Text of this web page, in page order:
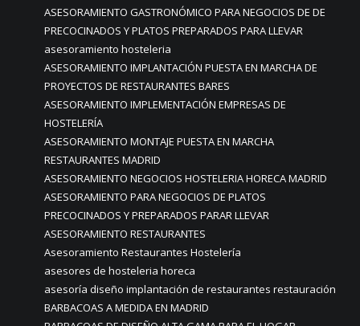
ASESORAMIENTO GASTRONÓMICO PARA NEGOCIOS DE DE
PRECOCINADOS Y PLATOS PREPARADOS PARA LLEVAR
asesoramiento hosteleria
ASESORAMIENTO IMPLANTACIÓN PUESTA EN MARCHA DE
PROYECTOS DE RESTAURANTES BARES
ASESORAMIENTO IMPLEMENTACIÓN EMPRESAS DE
HOSTELERÍA
ASESORAMIENTO MONTAJE PUESTA EN MARCHA
RESTAURANTES MADRID
ASESORAMIENTO NEGOCIOS HOSTELERIA HORECA MADRID
ASESORAMIENTO PARA NEGOCIOS DE PLATOS
PRECOCINADOS Y PREPARADOS PARAR LLEVAR
ASESORAMIENTO RESTAURANTES
Asesoramiento Restaurantes Hostelería
asesores de hosteleria horeca
asesoría diseño implantación de restaurantes restauración
BARBACOAS A MEDIDA EN MADRID